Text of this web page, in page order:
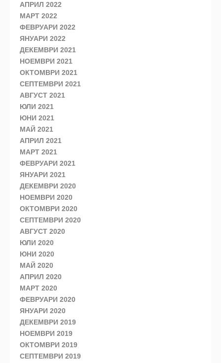
АПРИЛ 2022
МАРТ 2022
ФЕВРУАРИ 2022
ЯНУАРИ 2022
ДЕКЕМВРИ 2021
НОЕМВРИ 2021
ОКТОМВРИ 2021
СЕПТЕМВРИ 2021
АВГУСТ 2021
ЮЛИ 2021
ЮНИ 2021
МАЙ 2021
АПРИЛ 2021
МАРТ 2021
ФЕВРУАРИ 2021
ЯНУАРИ 2021
ДЕКЕМВРИ 2020
НОЕМВРИ 2020
ОКТОМВРИ 2020
СЕПТЕМВРИ 2020
АВГУСТ 2020
ЮЛИ 2020
ЮНИ 2020
МАЙ 2020
АПРИЛ 2020
МАРТ 2020
ФЕВРУАРИ 2020
ЯНУАРИ 2020
ДЕКЕМВРИ 2019
НОЕМВРИ 2019
ОКТОМВРИ 2019
СЕПТЕМВРИ 2019